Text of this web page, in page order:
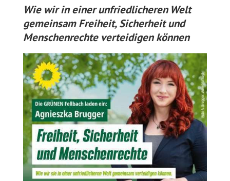
Wie wir in einer unfriedlicheren Welt
gemeinsam Freiheit, Sicherheit und
Menschenrechte verteidigen können